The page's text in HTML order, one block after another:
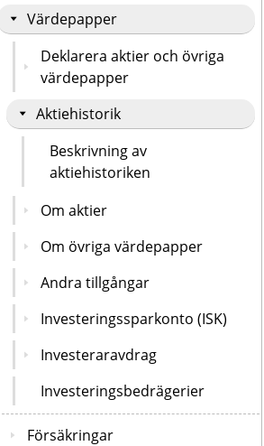
Värdepapper
Deklarera aktier och övriga
värdepapper
Aktiehistorik
Beskrivning av
aktiehistoriken
Om aktier
Om övriga värdepapper
Andra tillgångar
Investeringssparkonto (ISK)
Investeraravdrag
Investeringsbedrägerier
Försäkringar